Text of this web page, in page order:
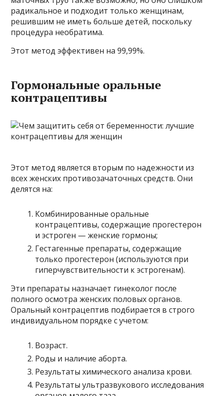
радикальное и подходит только женщинам,
решившим не иметь больше детей, поскольку
процедура необратима.
Этот метод эффективен на 99,99%.
Гормональные оральные
контрацептивы
Этот метод является вторым по надежности из
всех женских противозачаточных средств. Они
делятся на:
Комбинированные оральные
контрацептивы, содержащие прогестерон
и эстроген — женские гормоны;
Гестагенные препараты, содержащие
только прогестерон (используются при
гиперчувствительности к эстрогенам).
Эти препараты назначает гинеколог после
полного осмотра женских половых органов.
Оральный контрацептив подбирается в строго
индивидуальном порядке с учетом:
Возраст.
Роды и наличие аборта.
Результаты химического анализа крови.
Результаты ультразвукового исследования